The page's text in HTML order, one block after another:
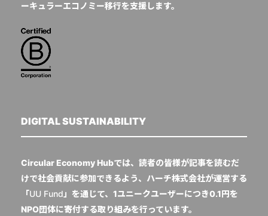
ーキュラーエコノミー移行を支援します。
DIGITAL SUSTAINABILITY
Circular Economy Hubでは、読者の皆様が記事を読むだ
けで社会貢献に参加できるよう、ハーチ株式会社が運営する
「UU Fund」を通じて、1ユニークユーザーにつき0.1円を
NPO団体に寄付する取り組みを行っています。